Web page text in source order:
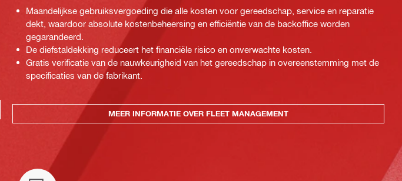
Maandelijkse gebruiksvergoeding die alle kosten voor gereedschap, service en reparatie
dekt, waardoor absolute kostenbeheersing en efficiëntie van de backoffice worden
gegarandeerd.
De diefstaldekking reduceert het financiële risico en onverwachte kosten.
Gratis verificatie van de nauwkeurigheid van het gereedschap in overeenstemming met de
specificaties van de fabrikant.
MEER INFORMATIE OVER FLEET MANAGEMENT